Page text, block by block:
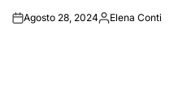
onAgosto 28, 2024Posted
Elena Conti